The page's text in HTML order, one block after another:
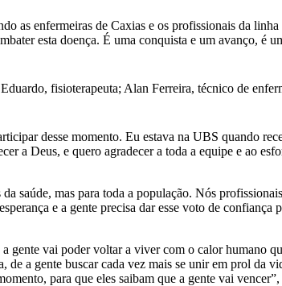
as enfermeiras de Caxias e os profissionais da
esta doença. É uma conquista e um avanço, é
fisioterapeuta; Alan Ferreira, técnico de
desse momento. Eu estava na UBS quando
a Deus, e quero agradecer a toda a equipe e ao
saúde, mas para toda a população. Nós
e a gente precisa dar esse voto de
gente vai poder voltar a viver com o calor humano
de a gente buscar cada vez mais se unir em prol da
para que eles saibam que a gente vai